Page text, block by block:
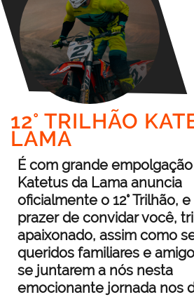
12° TRILHÃO
LAMA
É com grande
Katetus da Lama anuncia
oficialmente o 12° Trilhão,
prazer de convidar você,
apaixonado, assim como
queridos familiares e
se juntarem a nós nesta
emocionante jornada nos